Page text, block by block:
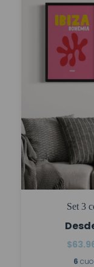
Set 3
6